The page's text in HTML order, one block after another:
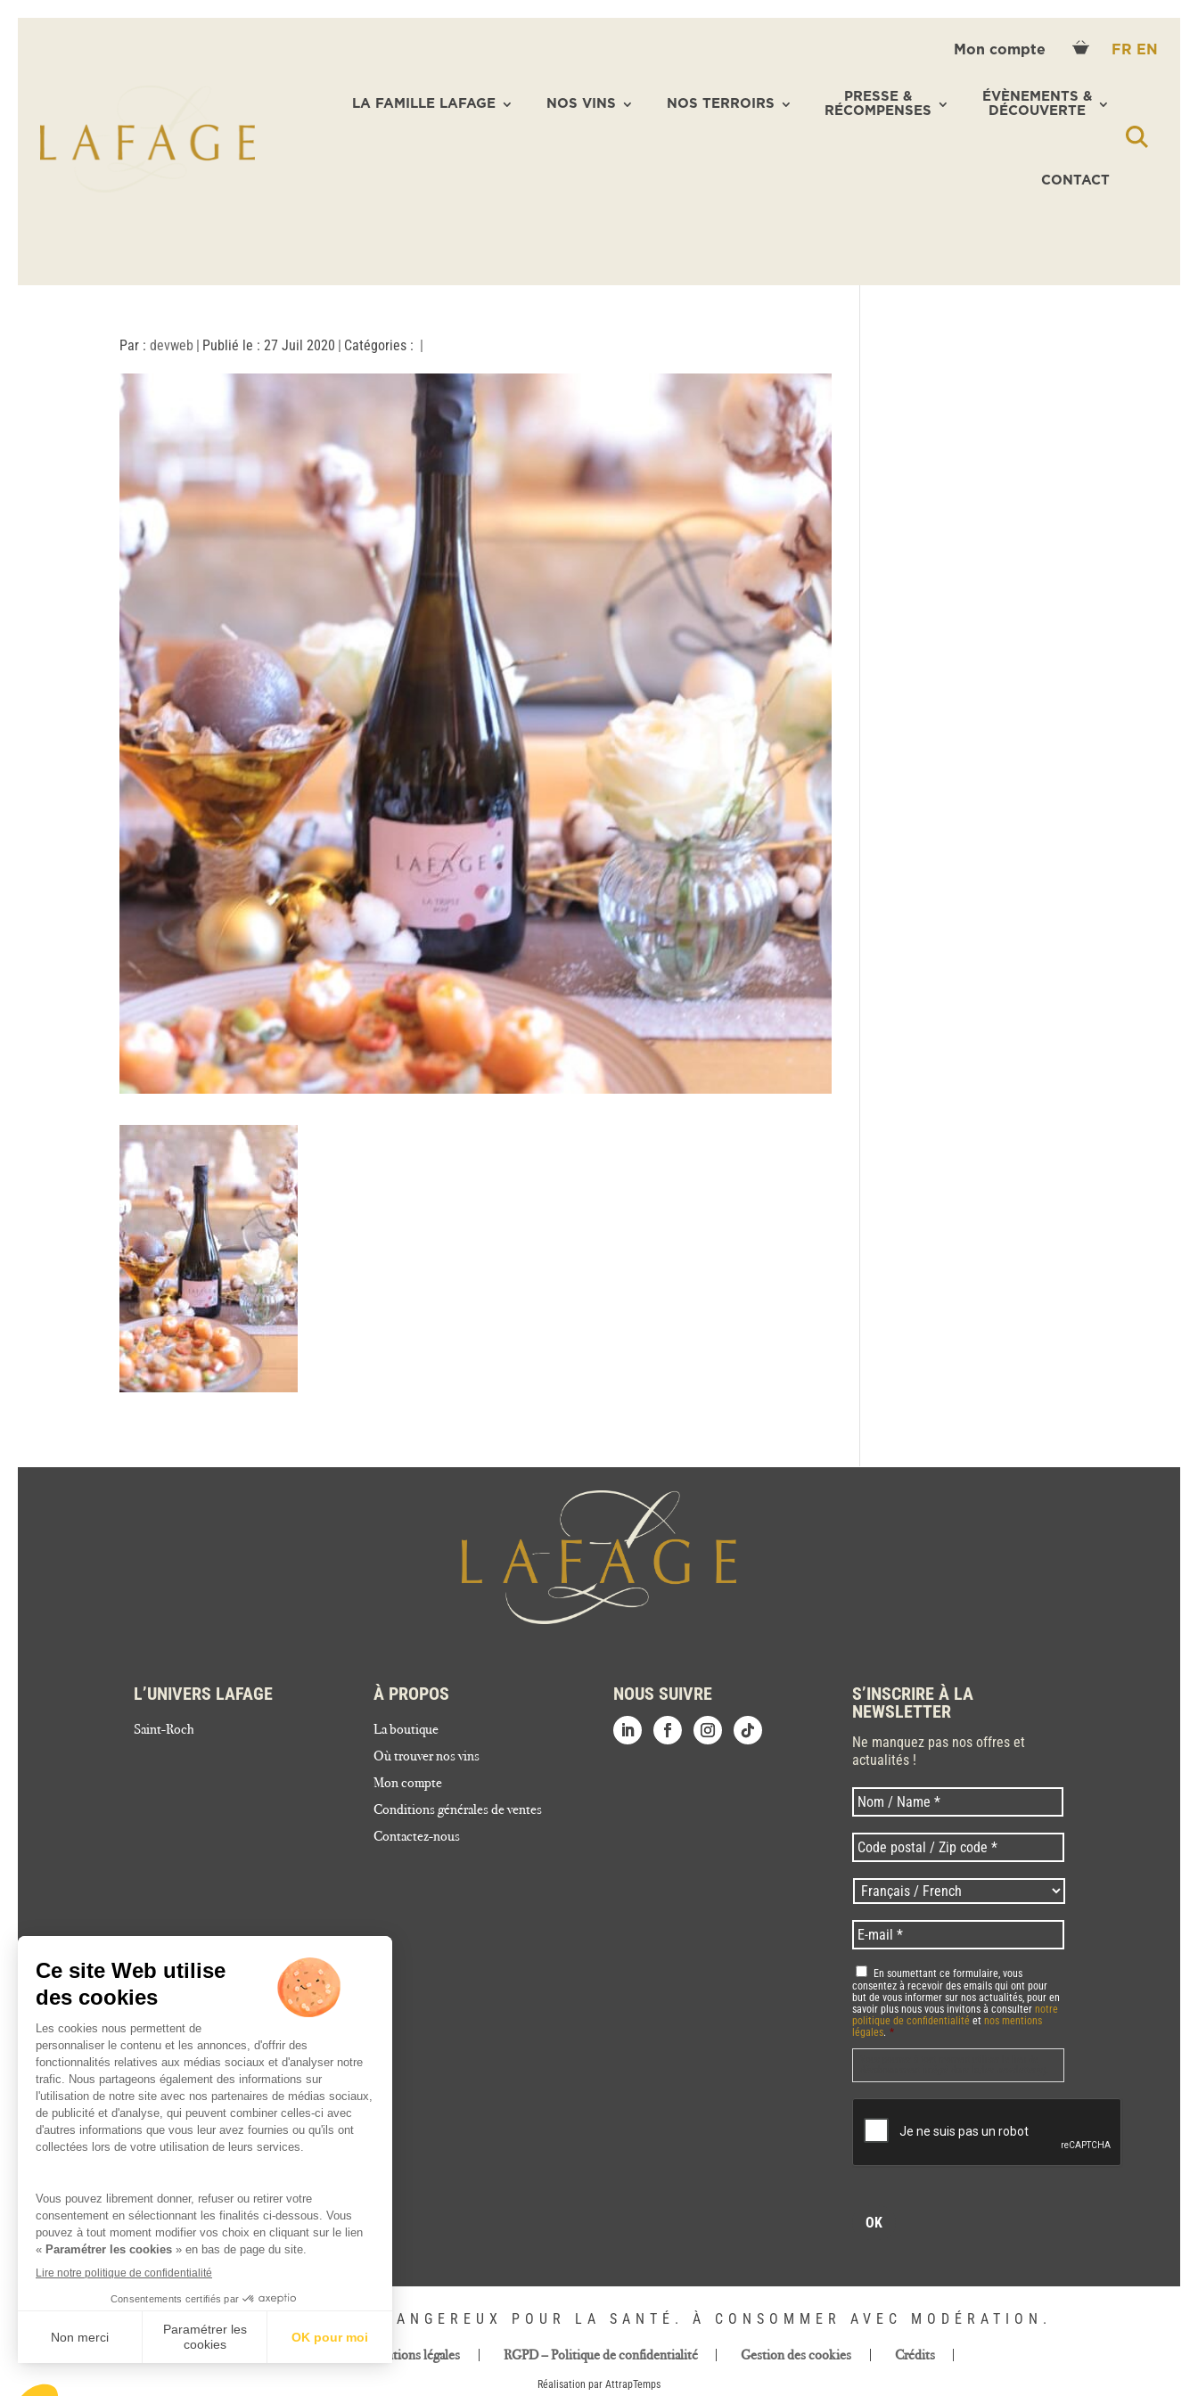
Mon compte FR EN
LA FAMILLE LAFAGE NOS VINS NOS TERROIRS
PRESSE &
RÉCOMPENSES
ÉVÈNEMENTS &
DÉCOUVERTE
CONTACT
Par :devweb | Publié le : 27 Juil 2020 | Catégories : |
L’UNIVERS LAFAGE
Saint-Roch
À PROPOS
La boutique
Où trouver nos vins
Mon compte
Conditions générales de ventes
Contactez-nous
NOUS SUIVRE
S’INSCRIRE À LA
NEWSLETTER
Ne manquez pas nos offres et
actualités !
Nom * Nom
Code
postal
/
Zip
* *
Langues
/
Language *
E-
mail *
RGPD *
En soumettant ce formulaire, vous
consentez à recevoir des emails qui ont pour
but de vous informer sur nos actualités, pour en
savoir plus nous vous invitons à consulternotre
politique de confidentialité etnos mentions
légales. *
L’ABUS D’ALCOOL EST DANGEREUX POUR LA SANTÉ. À CONSOMMER AVEC MODÉRATION.
Mentions légales RGPD – Politique de confidentialité Gestion des cookies Crédits
Réalisation par AttrapTemps